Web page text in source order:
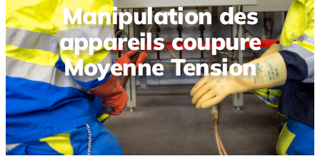
Manipulation des
appareils coupure
Moyenne Tension